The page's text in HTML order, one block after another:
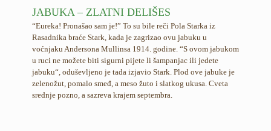
JABUKA – ZLATNI DELIŠES
“Eureka! Pronašao sam je!” To su bile reči Pola Starka iz
Rasadnika braće Stark, kada je zagrizao ovu jabuku u
voćnjaku Andersona Mullinsa 1914. godine. “S ovom jabukom
u ruci ne možete biti sigurni pijete li šampanjac ili jedete
jabuku“, oduševljeno je tada izjavio Stark. Plod ove jabuke je
zelenožut, pomalo smeđ, a meso žuto i slatkog ukusa. Cveta
srednje pozno, a sazreva krajem septembra.